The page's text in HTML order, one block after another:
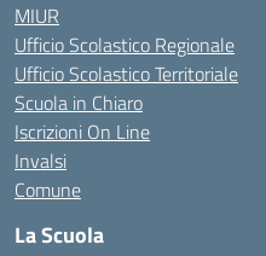
MIUR
Ufficio Scolastico Regionale
Ufficio Scolastico Territoriale
Scuola in Chiaro
Iscrizioni On Line
Invalsi
Comune
La Scuola